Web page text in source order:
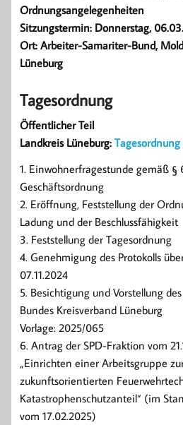
Ordnungsangelegenheiten
Sitzungstermin: Donnerstag,
Ort: Arbeiter-Samariter-Bund,
Lüneburg
Tagesordnung
Öffentlicher Teil
Landkreis Lüneburg:
1. Einwohnerfragestunde gemäß §
Geschäftsordnung
2. Eröffnung, Feststellung der
Ladung und der Beschlussfähigkeit
3. Feststellung der Tagesordnung
4. Genehmigung des Protokolls
07.11.2024
5. Besichtigung und Vorstellung
Bundes Kreisverband Lüneburg
Vorlage: 2025/065
6. Antrag der SPD-Fraktion vom
„Einrichten einer Arbeitsgruppe
zukunftsorientierten
Katastrophenschutzanteil“ (im
vom 17.02.2025)